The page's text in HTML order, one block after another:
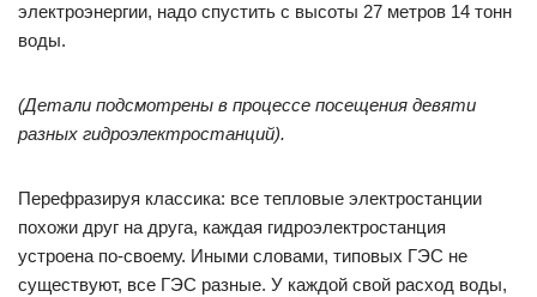
электроэнергии, надо спустить с высоты 27 метров 14 тонн
воды.
(Детали подсмотрены в процессе посещения девяти
разных гидроэлектростанций).
Перефразируя классика: все тепловые электростанции
похожи друг на друга, каждая гидроэлектростанция
устроена по-своему. Иными словами, типовых ГЭС не
существуют, все ГЭС разные. У каждой свой расход воды,